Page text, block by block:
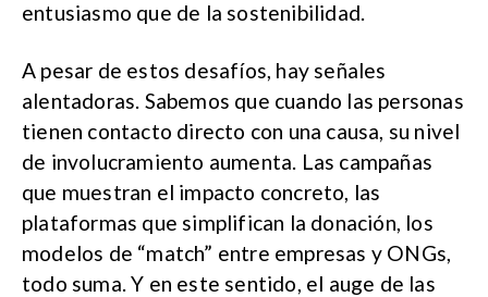
entusiasmo que de la sostenibilidad.
A pesar de estos desafíos, hay señales
alentadoras. Sabemos que cuando las personas
tienen contacto directo con una causa, su nivel
de involucramiento aumenta. Las campañas
que muestran el impacto concreto, las
plataformas que simplifican la donación, los
modelos de “match” entre empresas y ONGs,
todo suma. Y en este sentido, el auge de las